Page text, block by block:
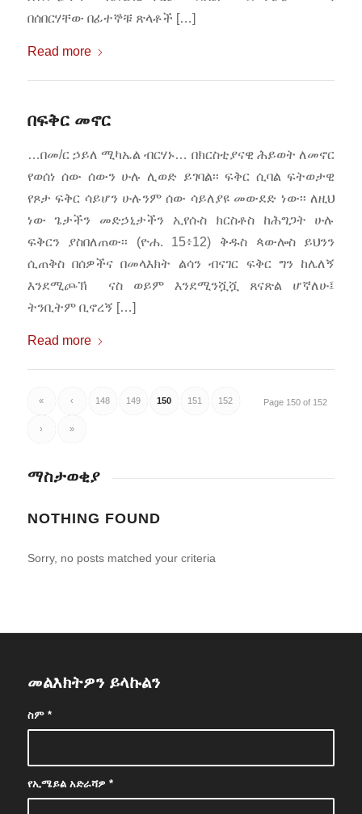
በሰበርሃቸው በፊተኞቹ ጽላቶች […]
Read more
በፍቅር መኖር
…በመ/ር ኃይለ ሚካኤል ብርሃኑ… በክርስቲያናዊ ሕይወት ለመኖር
የወሰነ ሰው ሰውን ሁሉ ሊወድ ይገባል፡፡ ፍቅር ሲባል ፍትወታዊ
የጾታ ፍቅር ሳይሆን ሁሉንም ሰው ሳይለያዩ መውደድ ነው፡፡ ለዚህ
ነው ጌታችን መድኃኒታችን ኢየሱስ ክርስቶስ ከሕግጋት ሁሉ
ፍቅርን ያስበለጠው፡፡ (ዮሐ. 15፥12) ቅዱስ ጳውሎስ ይህንን
ሲጠቅስ በሰዎችና በመላእክት ልሳን ብናገር ፍቅር ግን ከሌለኝ
እንደሚጮኽ ናስ ወይም እንደሚንሿሿ ጸናጽል ሆኛለሁ፤
ትንቢትም ቢኖረኝ […]
Read more
Page 150 of 152
« ‹ 148 149 150 151 152
› »
ማስታወቂያ
NOTHING FOUND
Sorry, no posts matched your criteria
መልእክትዎን ይላኩልን
ስም *
የኢሜይል አድራሻዎ *